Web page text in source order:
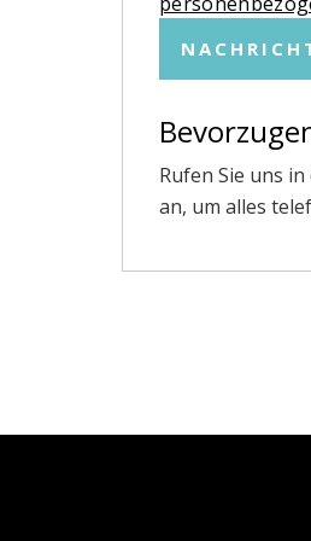
Rufen Sie uns
an, um alles